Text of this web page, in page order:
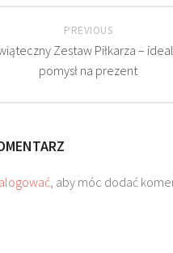
PREVIOUS
Zestaw Piłkarza –
pomysł na prezent
, aby móc dodać